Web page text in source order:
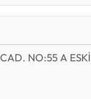
NO:55 A